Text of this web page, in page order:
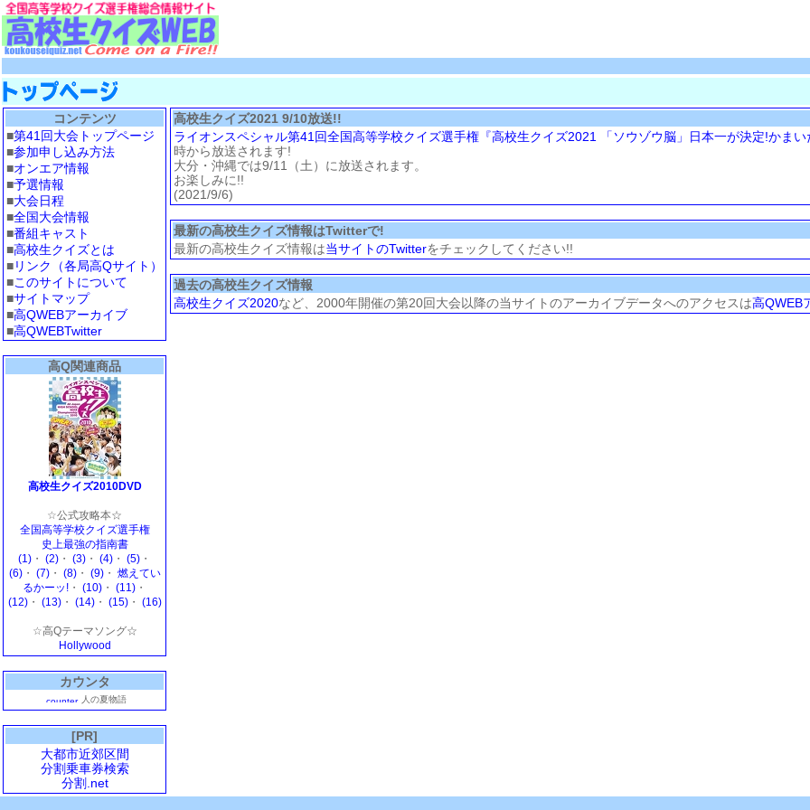
コンテンツ
■第41回大会トップページ
■参加申し込み方法
■オンエア情報
■予選情報
■大会日程
■全国大会情報
■番組キャスト
■高校生クイズとは
■リンク（各局高Qサイト）
■このサイトについて
■サイトマップ
■高QWEBアーカイブ
■高QWEBTwitter
高Q関連商品
高校生クイズ2010DVD
☆公式攻略本☆
全国高等学校クイズ選手権
史上最強の指南書
(1) ・ (2) ・ (3) ・ (4) ・ (5) ・
(6)・ (7)・ (8)・ (9)・ 燃えてい
るかーッ! ・ (10) ・ (11) ・
(12)・ (13)・ (14)・ (15)・ (16)
☆高Qテーマソング☆
Hollywood
カウンタ
人の夏物語
[PR]
大都市近郊区間
分割乗車券検索
分割.net
高校生クイズ2021 9/10放送!!
ライオンスペシャル第41回全国高等学校クイズ選手権『高校生クイズ2021 「ソウゾウ脳」日本一が決定!かまい
時から放送されます!
大分・沖縄では9/11（土）に放送されます。
お楽しみに!!
(2021/9/6)
最新の高校生クイズ情報はTwitterで!
最新の高校生クイズ情報は当サイトのTwitterをチェックしてください!!
過去の高校生クイズ情報
高校生クイズ2020など、2000年開催の第20回大会以降の当サイトのアーカイブデータへのアクセスは高QWEB